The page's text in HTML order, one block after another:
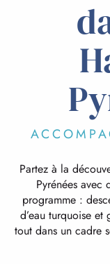
Partez à la
Pyrénées avec
programme :
d’eau turquoise
tout dans un cadre